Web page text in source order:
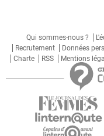
Qui sommes-nous ?
Recrutement
Données
Charte
RSS Mentions